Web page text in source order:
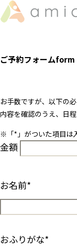
ご予約フォームform
お手数ですが、以下の
内容を確認のうえ、日
※「* 」がついた項目は
金額
お名前*
おふりがな*